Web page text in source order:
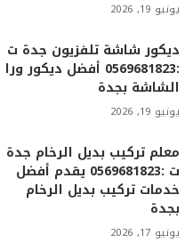
يونيو 19, 2026
ديكور شاشة تلفزيون جدة ت
:0569681823 أفضل ديكور ورا
الشاشة بجدة
يونيو 19, 2026
معلم تركيب بديل الرخام جدة
ت :0569681823 يقدم أفضل
خدمات تركيب بديل الرخام
بجدة
يونيو 17, 2026